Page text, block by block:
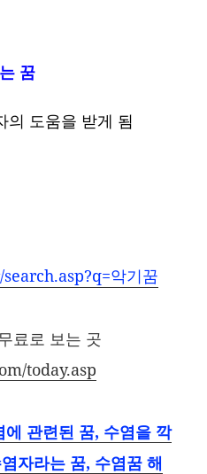
꿈
의 도움을 받게 됨
악기꿈
료로 보는 곳
today.asp
관련된 꿈, 수염을 깍
자라는 꿈, 수염꿈 해